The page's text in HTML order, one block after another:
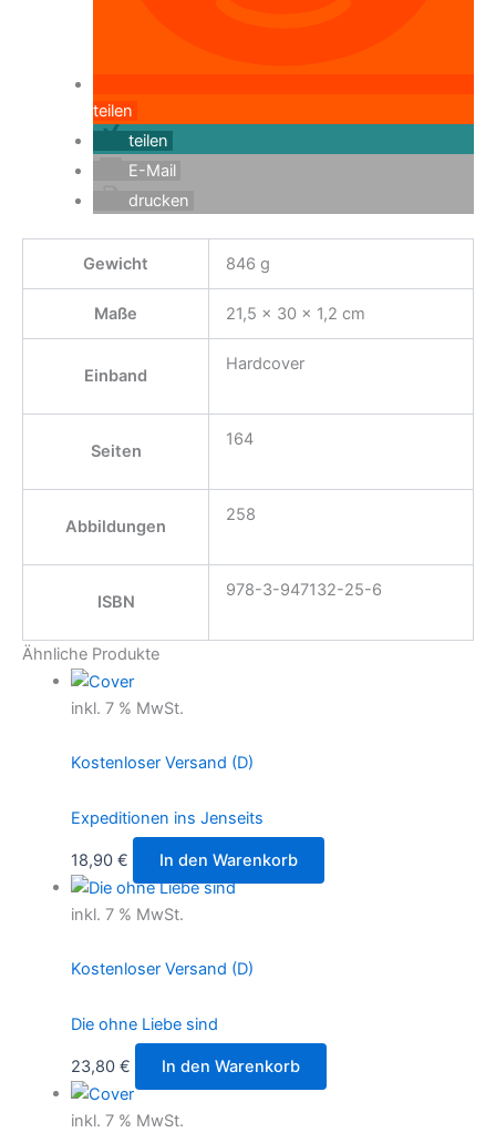
teilen
teilen
E-Mail
drucken
Gewicht 846 g
Maße 21,5 × 30 × 1,2 cm
Einband
Hardcover
Seiten
164
Abbildungen
258
ISBN
978-3-947132-25-6
Ähnliche Produkte
inkl. 7 % MwSt.
Kostenloser Versand (D)
Expeditionen ins Jenseits
18,90 € In den Warenkorb
inkl. 7 % MwSt.
Kostenloser Versand (D)
Die ohne Liebe sind
23,80 € In den Warenkorb
inkl. 7 % MwSt.